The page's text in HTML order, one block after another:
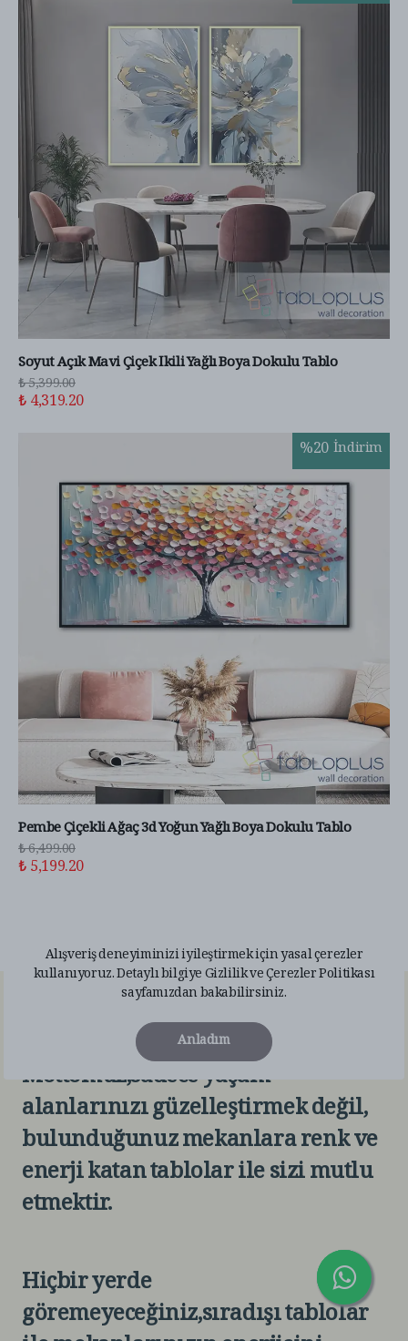
Alışveriş deneyiminizi iyileştirmek için yasal çerezler
kullanıyoruz. Detaylı bilgiyeGizlilik ve Çerezler Politikası
sayfamızdan bakabilirsiniz.
Anladım
Soyut Açık Mavi Çiçek İkili Yağlı Boya Dokulu Tablo
₺ 5,399.00
₺ 4,319.20
%20 İndirim
Pembe Çiçekli Ağaç 3d Yoğun Yağlı Boya Dokulu Tablo
₺ 6,499.00
₺ 5,199.20
Mottomuz,sadece yaşam
alanlarınızı güzelleştirmek değil,
bulunduğunuz mekanlara renk ve
enerji katan tablolar ile sizi mutlu
etmektir.
Hiçbir yerde
göremeyeceğiniz,sıradışı tablolar